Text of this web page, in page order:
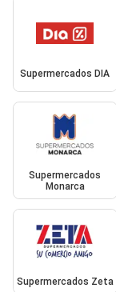
Supermercados DIA
Supermercados
Monarca
Supermercados Zeta